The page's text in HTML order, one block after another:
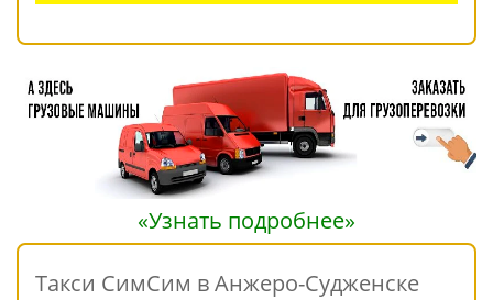
«Узнать подробнее»
Такси СимСим в Анжеро-Судженске